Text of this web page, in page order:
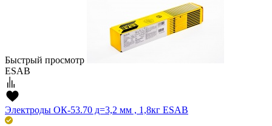
Быстрый просмотр
ESAB
Электроды ОК-53.70 д=3,2 мм , 1,8кг ESAВ